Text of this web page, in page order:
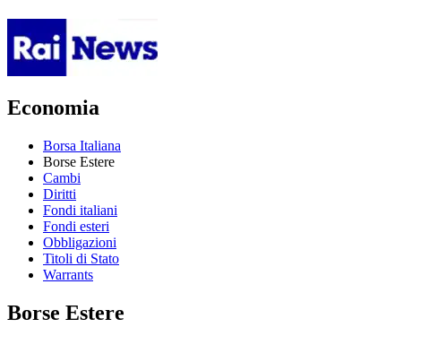
Economia
Borsa Italiana
Borse Estere
Cambi
Diritti
Fondi italiani
Fondi esteri
Obbligazioni
Titoli di Stato
Warrants
Borse Estere